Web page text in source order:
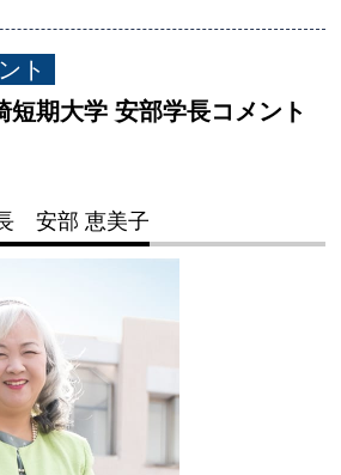
ト
短期大学 安部学長コメント
安部 恵美子